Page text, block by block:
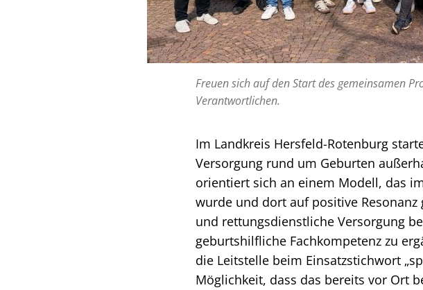
Freuen sich auf den Start des gemeinsamen
Verantwortlichen.
Im Landkreis Hersfeld-Rotenburg
Versorgung rund um Geburten
orientiert sich an einem Modell, das
wurde und dort auf positive
und rettungsdienstliche Versorgung
geburtshilfliche Fachkompetenz zu
die Leitstelle beim Einsatzstichwort
Möglichkeit, dass das bereits vor Ort